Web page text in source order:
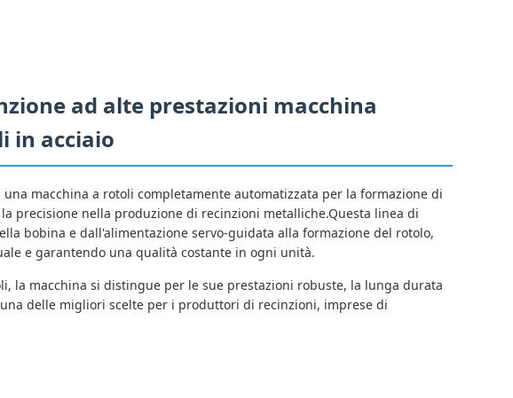
ad alte prestazioni macchina
in acciaio
macchina a rotoli completamente automatizzata per la formazione di
precisione nella produzione di recinzioni metalliche.Questa linea di
bobina e dall'alimentazione servo-guidata alla formazione del rotolo,
e garantendo una qualità costante in ogni unità.
la macchina si distingue per le sue prestazioni robuste, la lunga durata
delle migliori scelte per i produttori di recinzioni, imprese di